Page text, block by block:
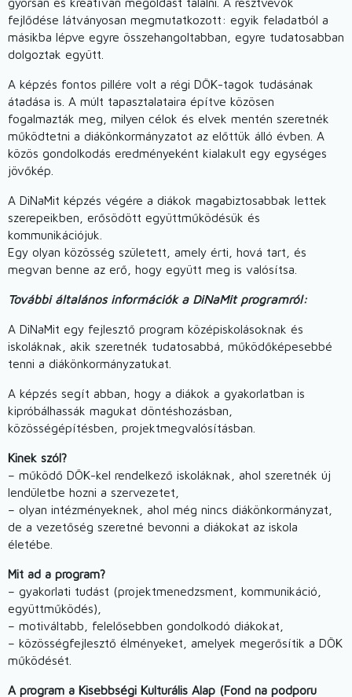
fejlődése látványosan megmutatkozott: egyik feladatból a
másikba lépve egyre összehangoltabban, egyre tudatosabban
dolgoztak együtt.
A képzés fontos pillére volt a régi DÖK-tagok tudásának
átadása is. A múlt tapasztalataira építve közösen
fogalmazták meg, milyen célok és elvek mentén szeretnék
működtetni a diákönkormányzatot az előttük álló évben. A
közös gondolkodás eredményeként kialakult egy egységes
jövőkép.
A DiNaMit képzés végére a diákok magabiztosabbak lettek
szerepeikben, erősödött együttműködésük és
kommunikációjuk.
Egy olyan közösség született, amely érti, hová tart, és
megvan benne az erő, hogy együtt meg is valósítsa.
További általános információk a DiNaMit programról:
A DiNaMit egy fejlesztő program középiskolásoknak és
iskoláknak, akik szeretnék tudatosabbá, működőképesebbé
tenni a diákönkormányzatukat.
A képzés segít abban, hogy a diákok a gyakorlatban is
kipróbálhassák magukat döntéshozásban,
közösségépítésben, projektmegvalósításban.
Kinek szól?
– működő DÖK-kel rendelkező iskoláknak, ahol szeretnék új
lendületbe hozni a szervezetet,
– olyan intézményeknek, ahol még nincs diákönkormányzat,
de a vezetőség szeretné bevonni a diákokat az iskola
életébe.
Mit ad a program?
– gyakorlati tudást (projektmenedzsment, kommunikáció,
együttműködés),
– motiváltabb, felelősebben gondolkodó diákokat,
– közösségfejlesztő élményeket, amelyek megerősítik a DÖK
működését.
A program a Kisebbségi Kulturális Alap (Fond na podporu